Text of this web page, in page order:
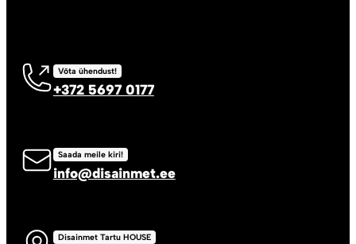
Võta ühendust!
+372 5697 0177
Saada meile kiri!
info@disainmet.ee
Disainmet Tartu HOUSE